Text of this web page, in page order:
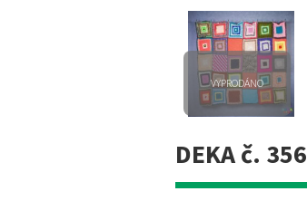
VYPRODÁNO
DEKA č. 356